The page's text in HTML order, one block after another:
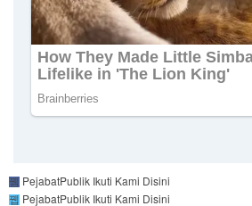
PejabatPublik Ikuti Kami Disini
PejabatPublik Ikuti Kami Disini